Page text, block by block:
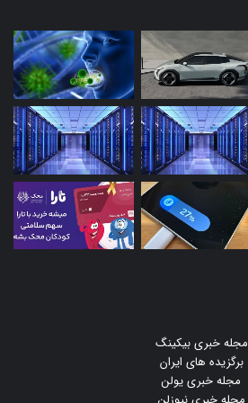
مجله خبری بیکینگ
برگزیده های ایران
مجله خبری یولن